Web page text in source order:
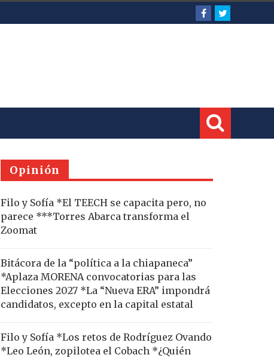
Opinión
Filo y Sofía *El TEECH se capacita pero, no
parece ***Torres Abarca transforma el
Zoomat
Bitácora de la “política a la chiapaneca”
*Aplaza MORENA convocatorias para las
Elecciones 2027 *La “Nueva ERA” impondrá
candidatos, excepto en la capital estatal
Filo y Sofía *Los retos de Rodríguez Ovando
*Leo León, zopilotea el Cobach *¿Quién